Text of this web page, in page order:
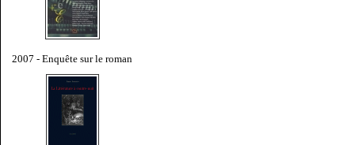
2007 - Enquête sur le roman